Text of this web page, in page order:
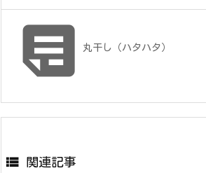
丸干し（ハタハタ）
 関連記事